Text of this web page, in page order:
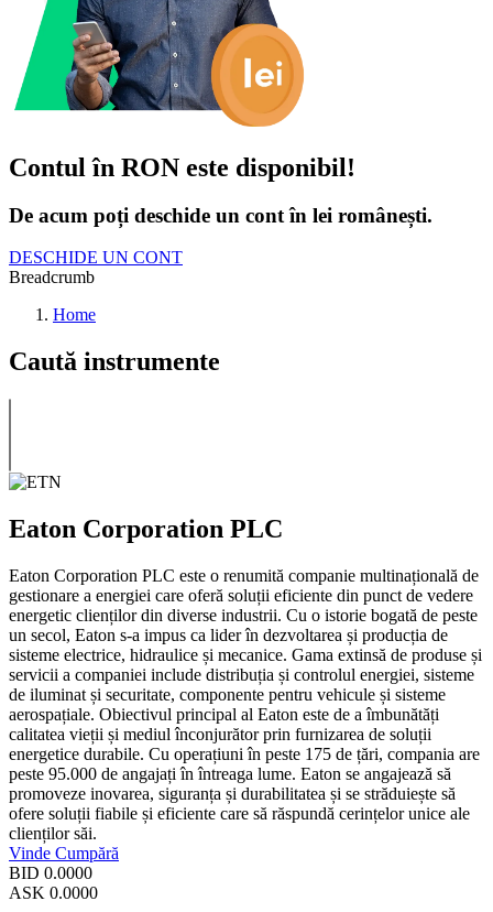
Contul în RON este disponibil!
De acum poți deschide un cont în lei românești.
DESCHIDE UN CONT
Breadcrumb
Home
Caută instrumente
Eaton Corporation PLC
Eaton Corporation PLC este o renumită companie multinațională de
gestionare a energiei care oferă soluții eficiente din punct de vedere
energetic clienților din diverse industrii. Cu o istorie bogată de peste
un secol, Eaton s-a impus ca lider în dezvoltarea și producția de
sisteme electrice, hidraulice și mecanice. Gama extinsă de produse și
servicii a companiei include distribuția și controlul energiei, sisteme
de iluminat și securitate, componente pentru vehicule și sisteme
aerospațiale. Obiectivul principal al Eaton este de a îmbunătăți
calitatea vieții și mediul înconjurător prin furnizarea de soluții
energetice durabile. Cu operațiuni în peste 175 de țări, compania are
peste 95.000 de angajați în întreaga lume. Eaton se angajează să
promoveze inovarea, siguranța și durabilitatea și se străduiește să
ofere soluții fiabile și eficiente care să răspundă cerințelor unice ale
clienților săi.
Vinde Cumpără
BID 0.0000
ASK 0.0000